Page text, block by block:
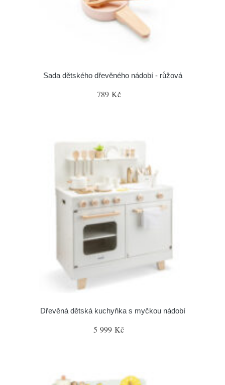
Sada dětského dřevěného nádobí - růžová
789 Kč
Dřevěná dětská kuchyňka s myčkou nádobí
5 999 Kč